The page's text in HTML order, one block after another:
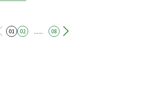
代久遠，認為應該好好保存，發揚阿
01 02 ...... 08